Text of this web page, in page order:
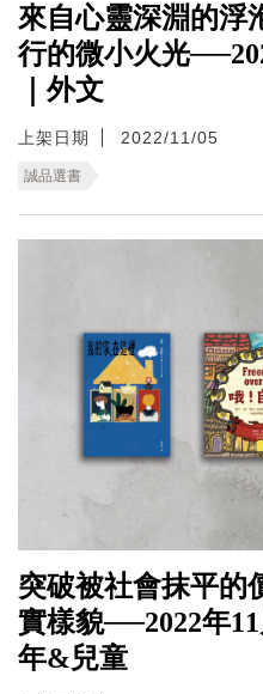
來自心靈深淵的浮
行的微小火光
｜外文
上架日期 2022/11/05
誠品選書
突破被社會抹平的
實樣貌──2022年
年&兒童